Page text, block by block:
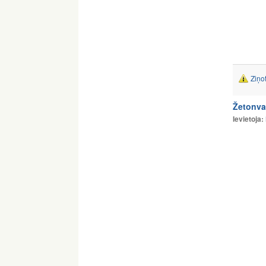
Ievietoja: